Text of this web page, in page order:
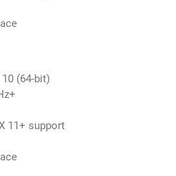
(64-bit)
11+ support